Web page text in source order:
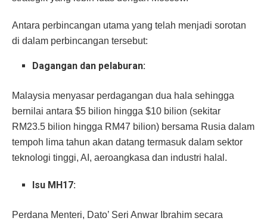
Antara perbincangan utama yang telah menjadi sorotan
di dalam perbincangan tersebut:
Dagangan dan pelaburan:
Malaysia menyasar perdagangan dua hala sehingga
bernilai antara $5 bilion hingga $10 bilion (sekitar
RM23.5 bilion hingga RM47 bilion) bersama Rusia dalam
tempoh lima tahun akan datang termasuk dalam sektor
teknologi tinggi, AI, aeroangkasa dan industri halal.
Isu MH17:
Perdana Menteri, Dato’ Seri Anwar Ibrahim secara